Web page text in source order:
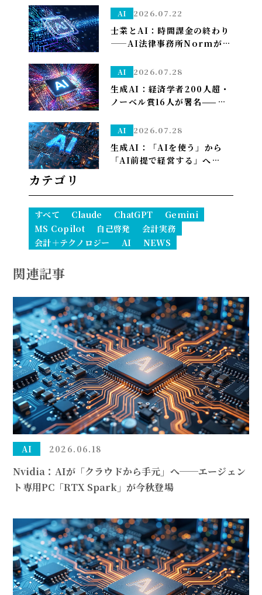
管理部はこう備える
AI 2026.07.22
士業とAI：時間課金の終わり
——AI法律事務所Normがユ
ぐ」への転換
AI 2026.07.28
生成AI：経済学者200人超・
ノーベル賞16人が署名——
AIの雇用喪失リスクに警鐘
AI 2026.07.28
生成AI：「AIを使う」から
「AI前提で経営する」へ——
ル企業も現実に
カテゴリ
すべて Claude ChatGPT
Gemini
MS Copilot
自己啓発
会計実務
会計＋テクノロジー
AI NEWS
関連記事
AI 2026.06.18
Nvidia：AIが「クラウドから手元」へ──エージェン
ト専用PC「RTX Spark」が今秋登場